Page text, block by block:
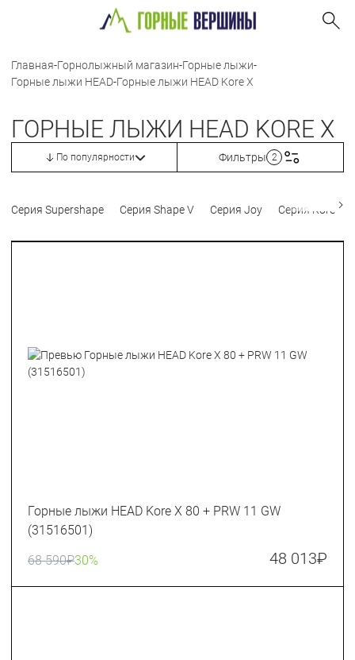
Главная-Горнолыжный магазин-Горные лыжи-
Горные лыжи HEAD-Горные лыжи HEAD Kore X
ГОРНЫЕ ЛЫЖИ HEAD KORE X
По популярности Фильтры 2
Серия Supershape Серия Shape V Серия Joy Серия Kore
Горные лыжи HEAD Kore X 80 + PRW 11 GW
(31516501)
68 590₽30% 48 013₽